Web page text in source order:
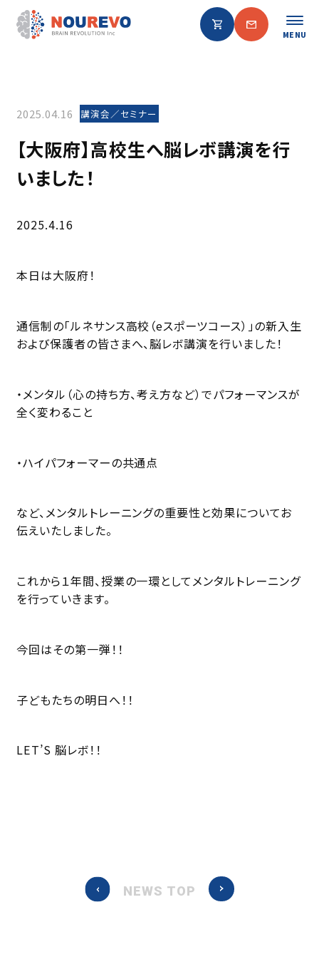
MENU
2025.04.16 講演会／セミナー
【大阪府】高校生へ脳レボ講演を行
いました！
2025.4.16
本日は大阪府！
通信制の「ルネサンス高校（eスポーツコース）」の新入生
および保護者の皆さまへ、脳レボ講演を行いました！
・メンタル（心の持ち方、考え方など）でパフォーマンスが
全く変わること
・ハイパフォーマーの共通点
など、メンタルトレーニングの重要性と効果についてお
伝えいたしました。
これから１年間、授業の一環としてメンタルトレーニング
を行っていきます。
今回はその第一弾！！
子どもたちの明日へ！！
LET’S 脳レボ！！
NEWS TOP